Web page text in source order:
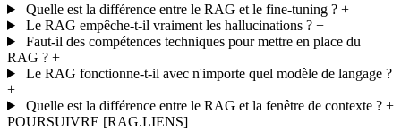
Quelle est la différence entre le RAG et le fine-tuning ? +
Le RAG empêche-t-il vraiment les hallucinations ? +
Faut-il des compétences techniques pour mettre en place du
RAG ? +
Le RAG fonctionne-t-il avec n'importe quel modèle de langage ?
+
Quelle est la différence entre le RAG et la fenêtre de contexte ? +
POURSUIVRE [RAG.LIENS]